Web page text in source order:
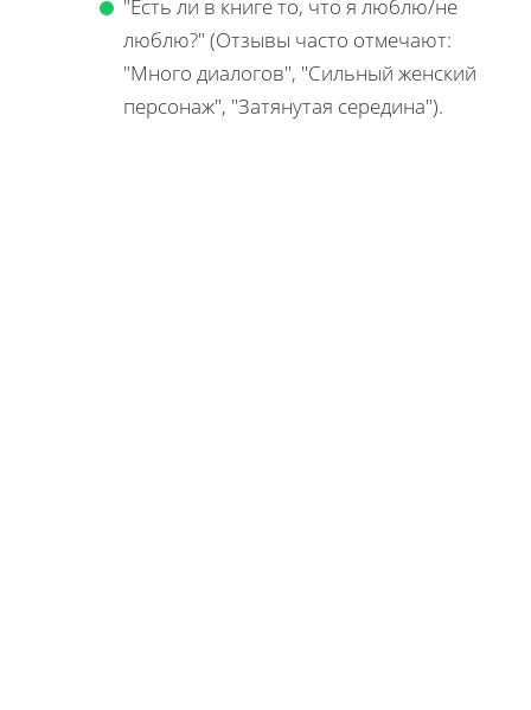
"Есть ли в книге то, что я люблю/не
люблю?" (Отзывы часто отмечают:
"Много диалогов", "Сильный женский
персонаж", "Затянутая середина").